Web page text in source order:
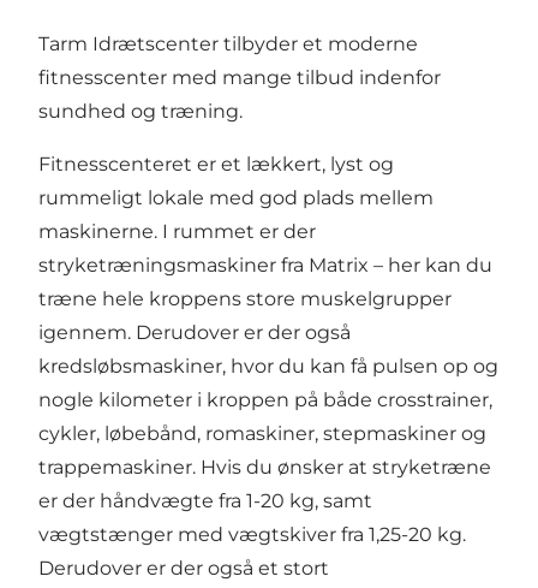
Tarm Idrætscenter tilbyder et moderne
fitnesscenter med mange tilbud indenfor
sundhed og træning.
Fitnesscenteret er et lækkert, lyst og
rummeligt lokale med god plads mellem
maskinerne. I rummet er der
stryketræningsmaskiner fra Matrix – her kan du
træne hele kroppens store muskelgrupper
igennem. Derudover er der også
kredsløbsmaskiner, hvor du kan få pulsen op og
nogle kilometer i kroppen på både crosstrainer,
cykler, løbebånd, romaskiner, stepmaskiner og
trappemaskiner. Hvis du ønsker at stryketræne
er der håndvægte fra 1-20 kg, samt
vægtstænger med vægtskiver fra 1,25-20 kg.
Derudover er der også et stort